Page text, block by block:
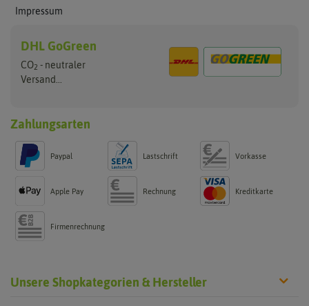
Impressum
DHL GoGreen
CO2 - neutraler
Versand...
Zahlungsarten
Paypal Lastschrift Vorkasse
Apple Pay Rechnung Kreditkarte
Firmenrechnung
Unsere Shopkategorien & Hersteller